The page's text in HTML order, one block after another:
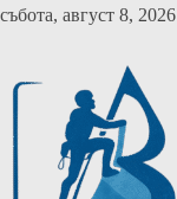
Skip
събота, август 8, 2026